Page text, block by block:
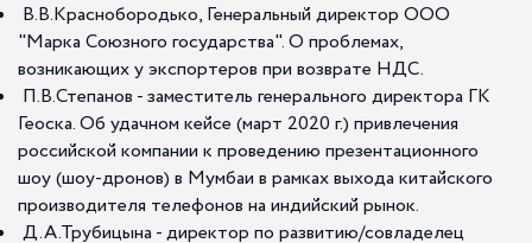
В.В.Краснобородько, Генеральный директор ООО
"Марка Союзного государства". О проблемах,
возникающих у экспортеров при возврате НДС.
П.В.Степанов - заместитель генерального директора ГК
Геоска. Об удачном кейсе (март 2020 г.) привлечения
российской компании к проведению презентационного
шоу (шоу-дронов) в Мумбаи в рамках выхода китайского
производителя телефонов на индийский рынок.
Д.А.Трубицына - директор по развитию/совладелец